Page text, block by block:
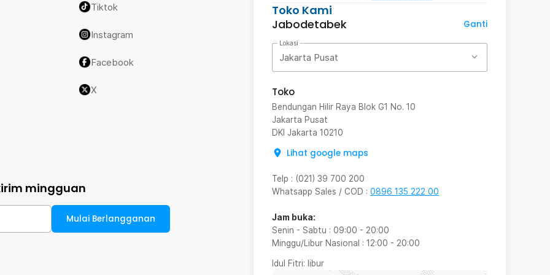
Toko Kami
Jabodetabek
Ganti
Lokasi
Jakarta Pusat
Toko
Bendungan Hilir Raya Blok G1 No. 10
Jakarta Pusat
DKI Jakarta 10210
Lihat google maps
Telp : (021) 39 700 200
Whatsapp Sales / COD : 0896 135 222 00
Jam buka:
Senin - Sabtu : 09:00 - 20:00
Minggu/Libur Nasional : 12:00 - 20:00
Idul Fitri: libur
Tiktok
Instagram
Facebook
X
mingguan
Mulai Berlangganan